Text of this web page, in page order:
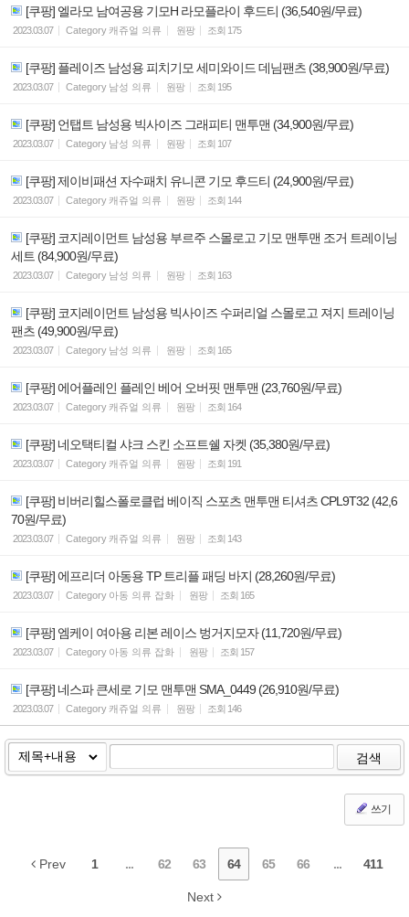
[쿠팡] 엘라모 남여공용 기모H 라모플라이 후드티 (36,540원/무료)
2023.03.07 Category 캐쥬얼 의류 원팡 조회 175
[쿠팡] 플레이즈 남성용 피치기모 세미와이드 데님팬츠 (38,900원/무료)
2023.03.07 Category 남성 의류 원팡 조회 195
[쿠팡] 언탭트 남성용 빅사이즈 그래피티 맨투맨 (34,900원/무료)
2023.03.07 Category 남성 의류 원팡 조회 107
[쿠팡] 제이비패션 자수패치 유니콘 기모 후드티 (24,900원/무료)
2023.03.07 Category 캐쥬얼 의류 원팡 조회 144
[쿠팡] 코지레이먼트 남성용 부르주 스몰로고 기모 맨투맨 조거 트레이닝
세트 (84,900원/무료)
2023.03.07 Category 남성 의류 원팡 조회 163
[쿠팡] 코지레이먼트 남성용 빅사이즈 수퍼리얼 스몰로고 져지 트레이닝
팬츠 (49,900원/무료)
2023.03.07 Category 남성 의류 원팡 조회 165
[쿠팡] 에어플레인 플레인 베어 오버핏 맨투맨 (23,760원/무료)
2023.03.07 Category 캐쥬얼 의류 원팡 조회 164
[쿠팡] 네오택티컬 샤크 스킨 소프트쉘 자켓 (35,380원/무료)
2023.03.07 Category 캐쥬얼 의류 원팡 조회 191
[쿠팡] 비버리힐스폴로클럽 베이직 스포츠 맨투맨 티셔츠 CPL9T32 (42,6
70원/무료)
2023.03.07 Category 캐쥬얼 의류 원팡 조회 143
[쿠팡] 에프리더 아동용 TP 트리플 패딩 바지 (28,260원/무료)
2023.03.07 Category 아동 의류 잡화 원팡 조회 165
[쿠팡] 엠케이 여아용 리본 레이스 벙거지모자 (11,720원/무료)
2023.03.07 Category 아동 의류 잡화 원팡 조회 157
[쿠팡] 네스파 큰세로 기모 맨투맨 SMA_0449 (26,910원/무료)
2023.03.07 Category 캐쥬얼 의류 원팡 조회 146
검색
쓰기
Prev 1 ... 62 63 64 65 66 ... 411
Next